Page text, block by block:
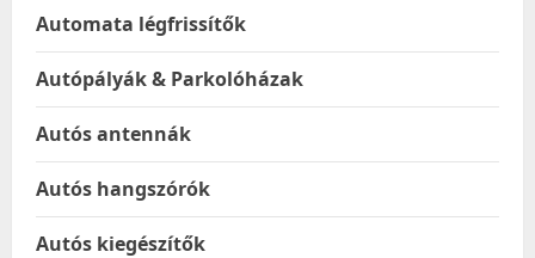
Automata légfrissítők
Autópályák & Parkolóházak
Autós antennák
Autós hangszórók
Autós kiegészítők